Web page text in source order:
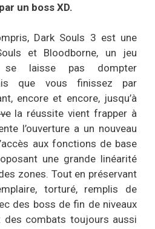
un boss XD.
Dark Souls 3 est une
et Bloodborne, un jeu
laisse pas dompter
que vous finissez par
encore et encore, jusqu’à
la réussite vient frapper à
l’ouverture a un nouveau
aux fonctions de base
une grande linéarité
zones. Tout en préservant
torturé, remplis de
des boss de fin de niveaux
combats toujours aussi